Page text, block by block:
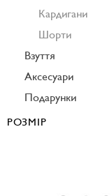
Кардигани
Шорти
Взуття
Аксесуари
Подарунки
РОЗМІР